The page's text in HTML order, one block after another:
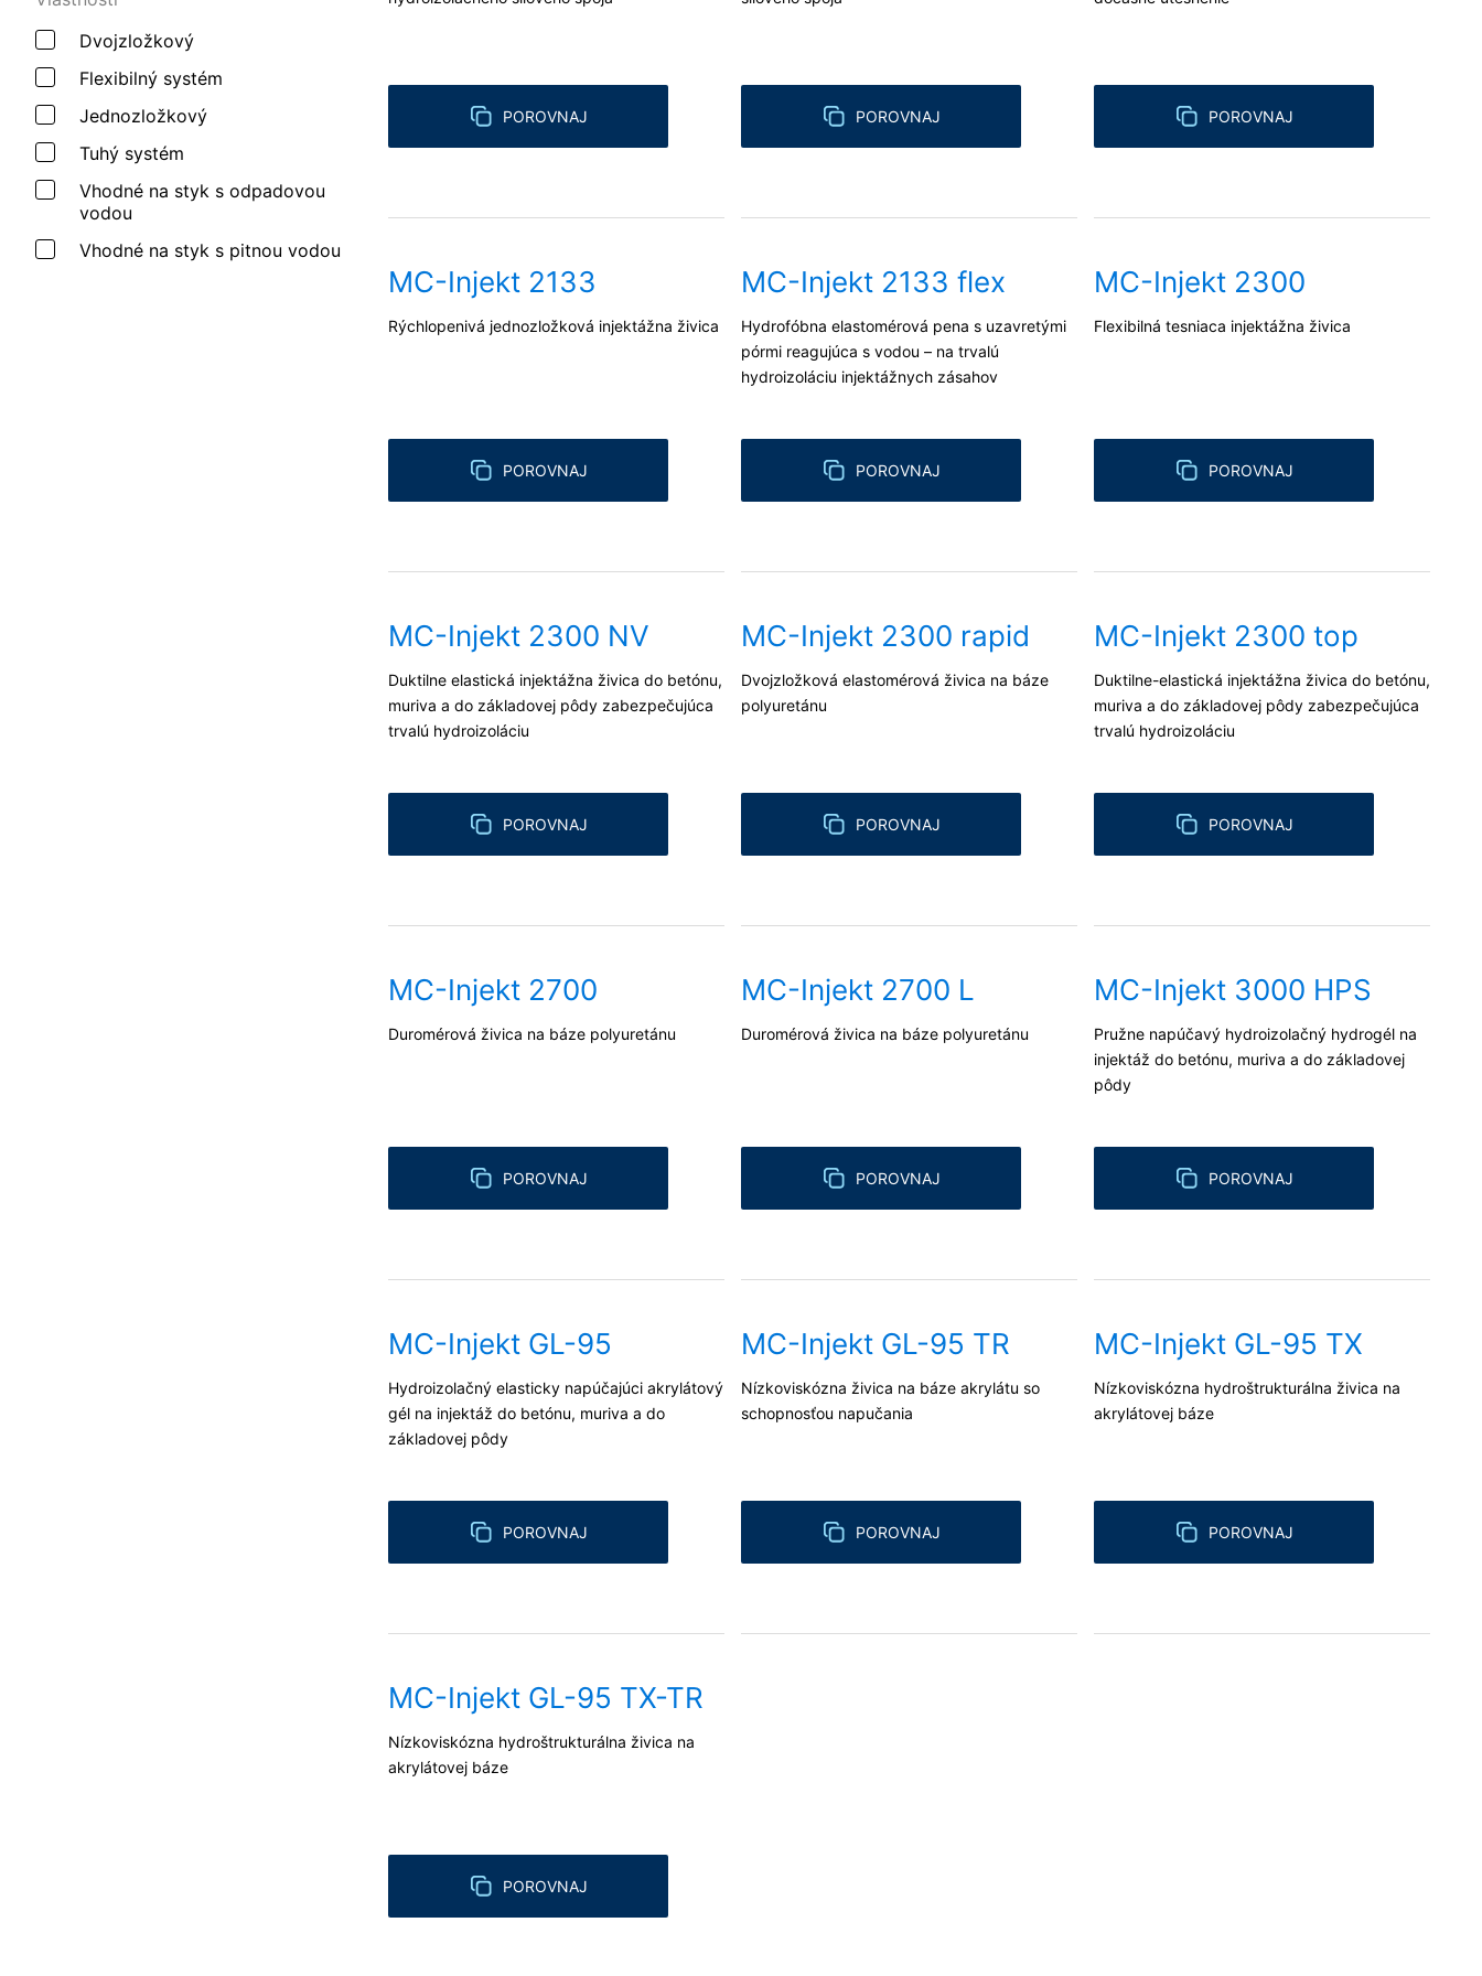
Dvojzložkový
Flexibilný systém
Jednozložkový
Tuhý systém
Vhodné na styk s odpadovou
vodou
Vhodné na styk s pitnou vodou
POROVNAJ POROVNAJ POROVNAJ
MC-Injekt 2133
Rýchlopenivá jednozložková injektážna živica
POROVNAJ
MC-Injekt 2133 flex
Hydrofóbna elastomérová pena s uzavretými
pórmi reagujúca s vodou – na trvalú
hydroizoláciu injektážnych zásahov
POROVNAJ
MC-Injekt 2300
Flexibilná tesniaca injektážna živica
POROVNAJ
MC-Injekt 2300 NV
Duktilne elastická injektážna živica do betónu,
muriva a do základovej pôdy zabezpečujúca
trvalú hydroizoláciu
POROVNAJ
MC-Injekt 2300 rapid
Dvojzložková elastomérová živica na báze
polyuretánu
POROVNAJ
MC-Injekt 2300 top
Duktilne-elastická injektážna živica do betónu,
muriva a do základovej pôdy zabezpečujúca
trvalú hydroizoláciu
POROVNAJ
MC-Injekt 2700
Duromérová živica na báze polyuretánu
POROVNAJ
MC-Injekt 2700 L
Duromérová živica na báze polyuretánu
POROVNAJ
MC-Injekt 3000 HPS
Pružne napúčavý hydroizolačný hydrogél na
injektáž do betónu, muriva a do základovej
pôdy
POROVNAJ
MC-Injekt GL-95
Hydroizolačný elasticky napúčajúci akrylátový
gél na injektáž do betónu, muriva a do
základovej pôdy
POROVNAJ
MC-Injekt GL-95 TR
Nízkoviskózna živica na báze akrylátu so
schopnosťou napučania
POROVNAJ
MC-Injekt GL-95 TX
Nízkoviskózna hydroštrukturálna živica na
akrylátovej báze
POROVNAJ
MC-Injekt GL-95 TX-TR
Nízkoviskózna hydroštrukturálna živica na
akrylátovej báze
POROVNAJ